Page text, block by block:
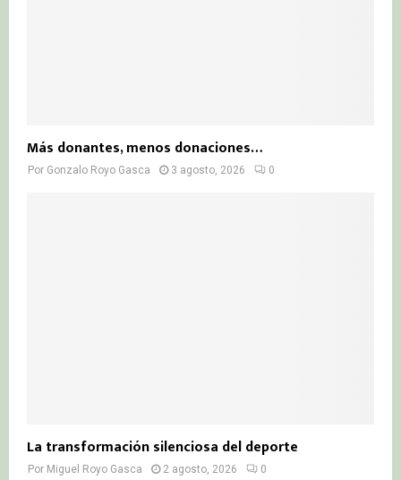
Más donantes, menos donaciones…
Por Gonzalo Royo Gasca 3 agosto, 2026 0
La transformación silenciosa del deporte
Por Miguel Royo Gasca 2 agosto, 2026 0